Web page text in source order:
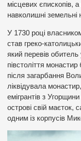
місцевих єпископів,
навколишні земельні
У 1730 році
став греко-
який перевів
півстоліття монастир
після загарбання
ліквідувала
емігрантів з
острові свій маєток,
одним із корпусів